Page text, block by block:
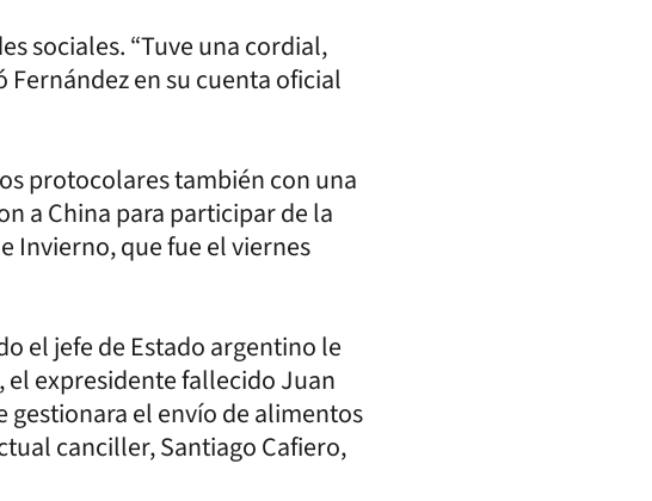
sociales. “Tuve una cordial,
en su cuenta oficial
protocolares también con una
a China para participar de la
Invierno, que fue el viernes
el jefe de Estado argentino le
el expresidente fallecido Juan
gestionara el envío de alimentos
canciller, Santiago Cafiero,